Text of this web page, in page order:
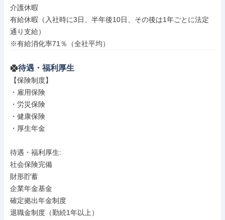
介護休暇
有給休暇（入社時に3日、半年後10日、その後は1年ごとに法定
通り支給）
※有給消化率71％（全社平均）
待遇・福利厚生
【保険制度】
・雇用保険
・労災保険
・健康保険
・厚生年金
待遇・福利厚生:
社会保険完備
財形貯蓄
企業年金基金
確定拠出年金制度
退職金制度（勤続1年以上）